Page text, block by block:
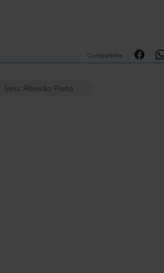
Compartilhe:
Sesc Ribeirão Preto